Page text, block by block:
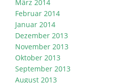
März 2014
Februar 2014
Januar 2014
Dezember 2013
November 2013
Oktober 2013
September 2013
August 2013